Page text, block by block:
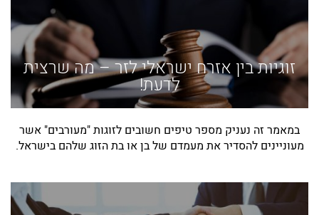
זוגיות בין אזרח ישראלי לזר – מה שרצית
לדעת!
במאמר זה נעניק מספר טיפים חשובים לזוגות "מעורבים" אשר
מעוניינים להסדיר את מעמדם של בן או בת הזוג שלהם בישראל.